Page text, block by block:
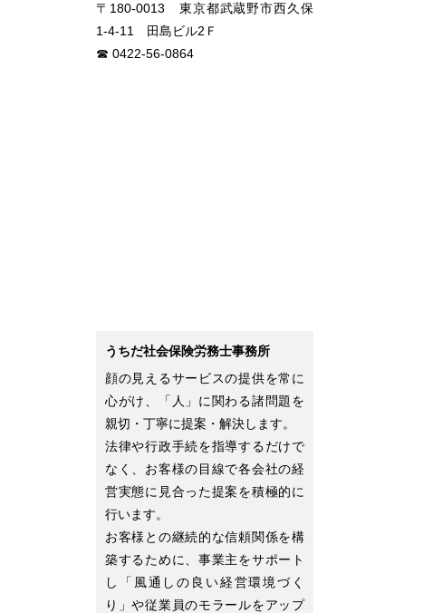
〒180-0013 東京都武蔵野市西久保
1-4-11 田島ビル2Ｆ
0422-56-0864
うちだ社会保険労務士事務所
顔の見えるサービスの提供を常に
心がけ、「人」に関わる諸問題を
親切・丁寧に提案・解決します。
法律や行政手続を指導するだけで
なく、お客様の目線で各会社の経
営実態に見合った提案を積極的に
行います。
お客様との継続的な信頼関係を構
築するために、事業主をサポート
し「風通しの良い経営環境づく
り」や従業員のモラールをアップ